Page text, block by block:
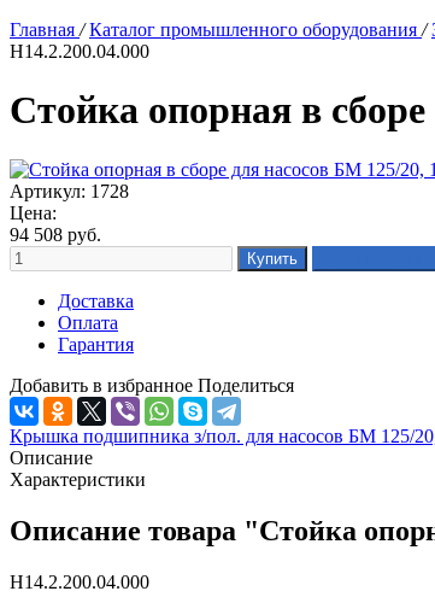
Главная / Каталог промышленного оборудования /
Н14.2.200.04.000
Стойка опорная в
Артикул: 1728
Цена:
94 508 руб.
Доставка
Оплата
Гарантия
Добавить в избранное Поделиться
Крышка подшипника з/пол. для насосов БМ 125/
Описание
Характеристики
Описание товара "Стойка
Н14.2.200.04.000